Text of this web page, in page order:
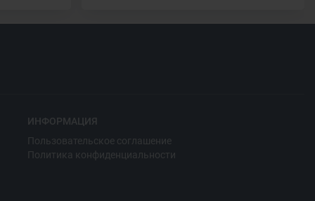
ИНФОРМАЦИЯ
Пользовательское соглашение
Политика конфиденциальности